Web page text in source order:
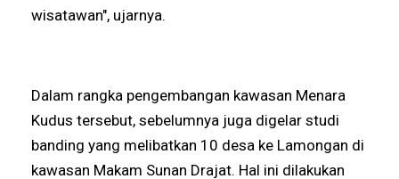
wisatawan", ujarnya.
Dalam rangka pengembangan kawasan Menara
Kudus tersebut, sebelumnya juga digelar studi
banding yang melibatkan 10 desa ke Lamongan di
kawasan Makam Sunan Drajat. Hal ini dilakukan